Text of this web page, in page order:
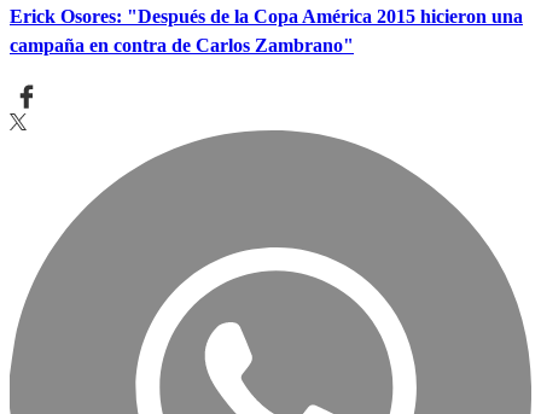
Erick Osores: "Después de la Copa América 2015 hicieron una
campaña en contra de Carlos Zambrano"